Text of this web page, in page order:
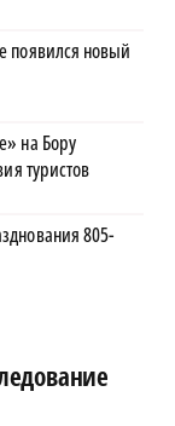
появился новый
на Бору
туристов
805-